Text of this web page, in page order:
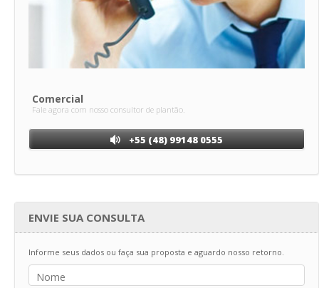
Comercial
Fale agora com nosso consultor de plantão.
+55 (48) 99148 0555
ENVIE SUA CONSULTA
Informe seus dados ou faça sua proposta e aguardo nosso retorno.